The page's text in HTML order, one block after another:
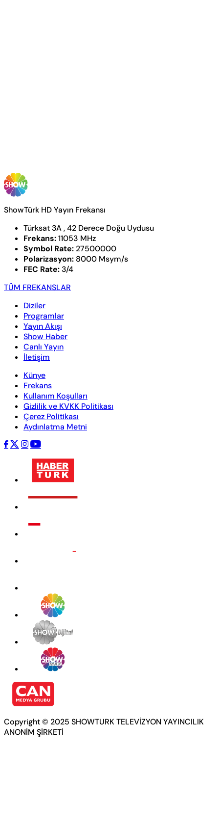
ShowTürk HD Yayın Frekansı
Türksat 3A , 42 Derece Doğu Uydusu
Frekans:11053 MHz
Symbol Rate: 27500000
Polarizasyon: 8000 Msym/s
FEC Rate: 3/4
TÜM FREKANSLAR
Diziler
Programlar
Yayın Akışı
Show Haber
Canlı Yayın
İletişim
Künye
Frekans
Kullanım Koşulları
Gizlilik ve KVKK Politikası
Çerez Politikası
Aydınlatma Metni
Copyright © 2025 SHOWTURK TELEVİZYON YAYINCILIK
ANONİM ŞİRKETİ